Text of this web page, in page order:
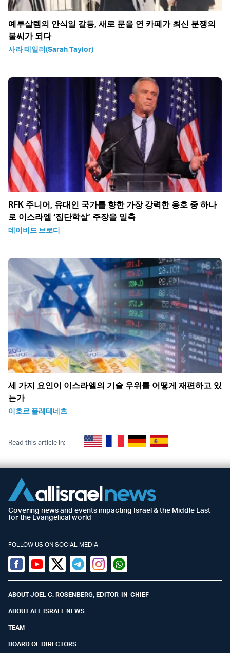
예루살렘의 안식일 갈등, 새로 문을 연 카페가 최신 분쟁의
불씨가 되다
사라 테일러(Sarah Taylor)
RFK 주니어, 유대인 국가를 향한 가장 강력한 옹호 중 하나
로 이스라엘 ‘집단학살’ 주장을 일축
데이비드 브로디
세 가지 요인이 이스라엘의 기술 우위를 어떻게 재편하고 있
는가
이호르 플레테네츠
Read this article in:
Covering news and events impacting Israel & the Middle East
for the Evangelical world
FOLLOW US ON SOCIAL MEDIA
Facebook
YoutubeTwitter (X)
TelegramInstagramWhatsapp
ABOUT JOEL C. ROSENBERG, EDITOR-IN-CHIEF
ABOUT ALL ISRAEL NEWS
TEAM
BOARD OF DIRECTORS